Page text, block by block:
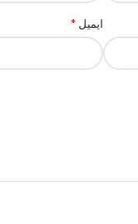
ایمیل *